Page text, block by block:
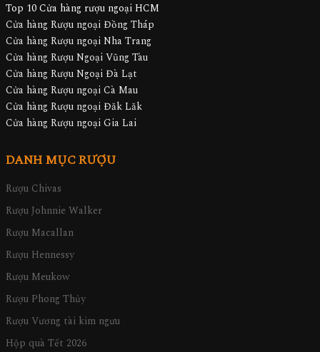
Top 10 Cửa hàng rượu ngoại HCM
Cửa hàng Rượu ngoại Đồng Tháp
Cửa hàng Rượu ngoại Nha Trang
Cửa hàng Rượu Ngoại Vũng Tàu
Cửa hàng Rượu Ngoại Đà Lạt
Cửa hàng Rượu ngoại Cà Mau
Cửa hàng Rượu ngoại Đăk Lăk
Cửa hàng Rượu ngoại Gia Lai
DANH MỤC RƯỢU
Rượu Chivas
Rượu Johnnie Walker
Rượu Macallan
Rượu Hennessy
Rượu Meukow
Rượu Phong Thủy
Rượu Vương tài kim ngưu
Hộp quà Tết 2026